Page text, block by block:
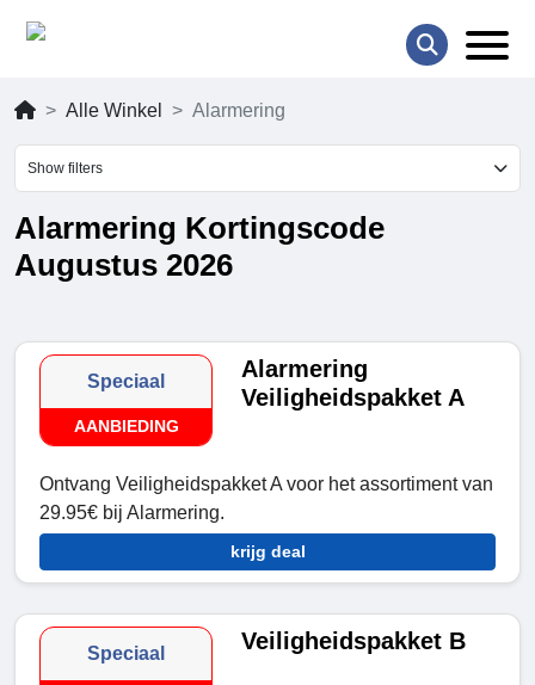
Alle Winkel Alarmering
Show filters
Alarmering Kortingscode
Augustus 2026
Speciaal
AANBIEDING
Alarmering
Veiligheidspakket A
Ontvang Veiligheidspakket A voor het assortiment van
29.95€ bij Alarmering.
krijg deal
Speciaal Veiligheidspakket B